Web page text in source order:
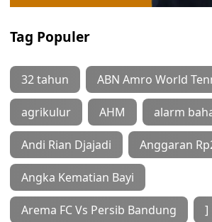
Tag Populer
32 tahun ABN Amro World
agrikulur AHM alarm
Andi Rian Djajadi Anggaran
Angka Kematian Bayi
Arema FC Vs Persib Bandung ]